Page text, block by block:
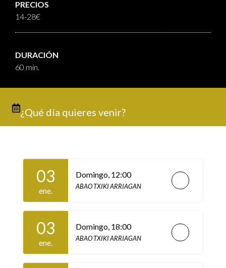
PRECIOS
14-28€
DURACIÓN
60 min.
¿Qué día quieres venir?
03
ene.
Domingo, 12:00
ABAO TXIKI ARRIAGAN
03
ene.
Domingo, 18:00
ABAO TXIKI ARRIAGAN